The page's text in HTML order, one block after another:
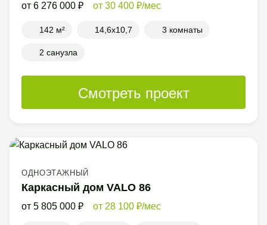
6 276 000 30 400 /мес
142 м² 14,6x10,7 3 комнаты
2 санузла
Смотреть проект
ОДНОЭТАЖНЫЙ
Каркасный дом VALO 86
5 805 000 28 100 /мес